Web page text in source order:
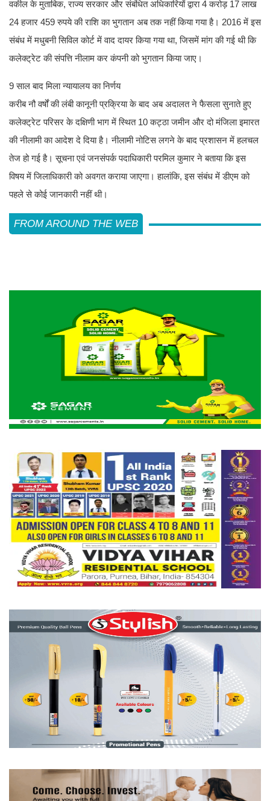
वकील के मुताबिक, राज्य सरकार और संबंधित अधिकारियों द्वारा 4 करोड़ 17 लाख
24 हजार 459 रुपये की राशि का भुगतान अब तक नहीं किया गया है। 2016 में इस
संबंध में मधुबनी सिविल कोर्ट में वाद दायर किया गया था, जिसमें मांग की गई थी कि
कलेक्ट्रेट की संपत्ति नीलाम कर कंपनी को भुगतान किया जाए।
9 साल बाद मिला न्यायालय का निर्णय
करीब नौ वर्षों की लंबी कानूनी प्रक्रिया के बाद अब अदालत ने फैसला सुनाते हुए
कलेक्ट्रेट परिसर के दक्षिणी भाग में स्थित 10 कट्ठा जमीन और दो मंजिला इमारत
की नीलामी का आदेश दे दिया है। नीलामी नोटिस लगने के बाद प्रशासन में हलचल
तेज हो गई है। सूचना एवं जनसंपर्क पदाधिकारी परमिल कुमार ने बताया कि इस
विषय में जिलाधिकारी को अवगत कराया जाएगा। हालांकि, इस संबंध में डीएम को
पहले से कोई जानकारी नहीं थी।
FROM AROUND THE WEB